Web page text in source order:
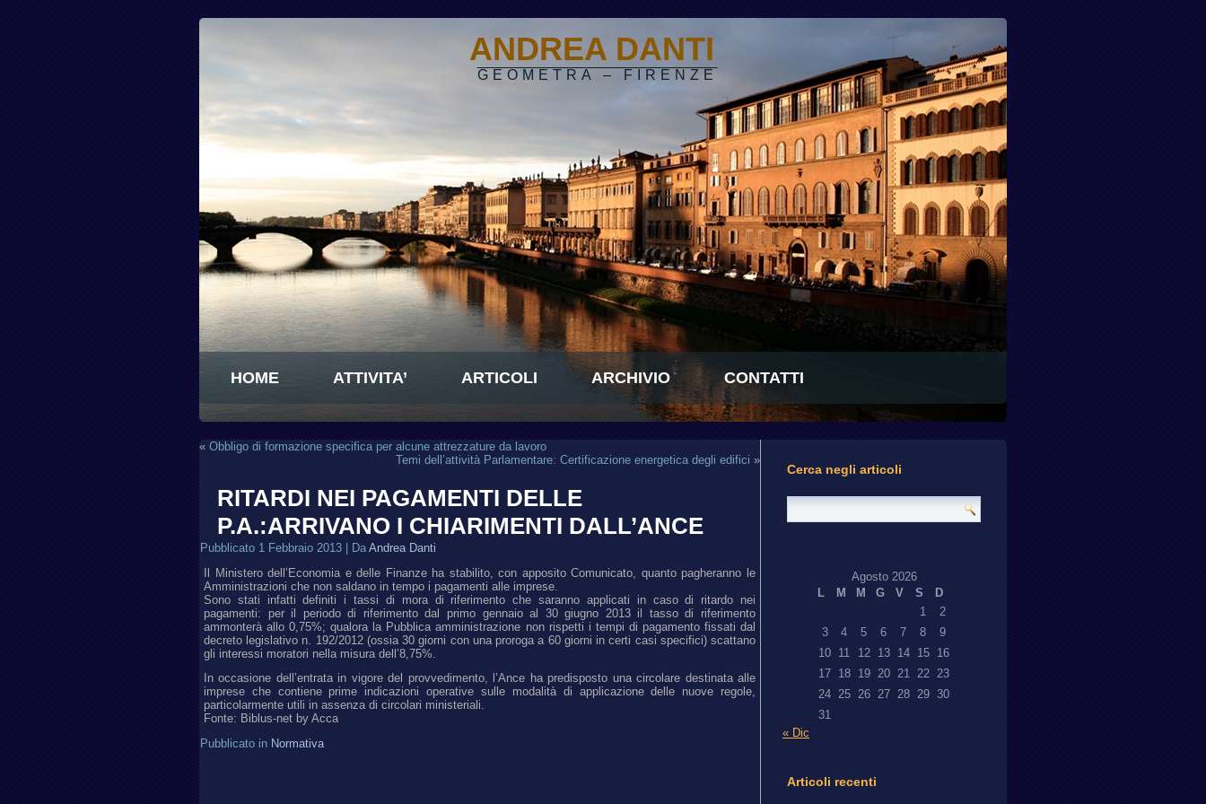
ANDREA DANTI
GEOMETRA – FIRENZE
HOME ATTIVITA’ ARTICOLI ARCHIVIO CONTATTI
« Obbligo di formazione specifica per alcune attrezzature da lavoro
Temi dell’attività Parlamentare: Certificazione energetica degli edifici »
RITARDI NEI PAGAMENTI DELLE
P.A.:ARRIVANO I CHIARIMENTI DALL’ANCE
Pubblicato 1 Febbraio 2013 Da Andrea Danti
Il Ministero dell’Economia e delle Finanze ha stabilito, con apposito Comunicato, quanto pagheranno le
Amministrazioni che non saldano in tempo i pagamenti alle imprese.
Sono stati infatti definiti i tassi di mora di riferimento che saranno applicati in caso di ritardo nei
pagamenti: per il periodo di riferimento dal primo gennaio al 30 giugno 2013 il tasso di riferimento
ammonterà allo 0,75%; qualora la Pubblica amministrazione non rispetti i tempi di pagamento fissati dal
decreto legislativo n. 192/2012 (ossia 30 giorni con una proroga a 60 giorni in certi casi specifici) scattano
gli interessi moratori nella misura dell’8,75%.
In occasione dell’entrata in vigore del provvedimento, l’Ance ha predisposto una circolare destinata alle
imprese che contiene prime indicazioni operative sulle modalità di applicazione delle nuove regole,
particolarmente utili in assenza di circolari ministeriali.
Fonte: Biblus-net by Acca
Pubblicato in Normativa
Cerca negli articoli
Agosto 2026
L
M M G V S
D
1
2
3
4 5 6 7 8
9
10 11 12 13 14 15
16
17 18 19 20 21 22 23
24 25 26 27 28 29 30
31
« Dic
Articoli recenti